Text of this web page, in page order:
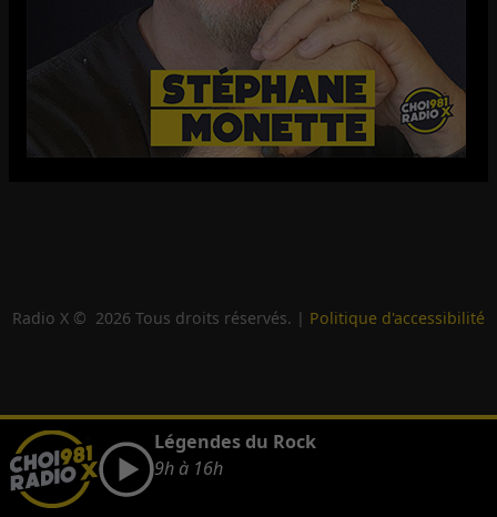
Radio X © 2026 Tous droits réservés. | Politique d'accessibilité
Légendes du Rock
9h à 16h